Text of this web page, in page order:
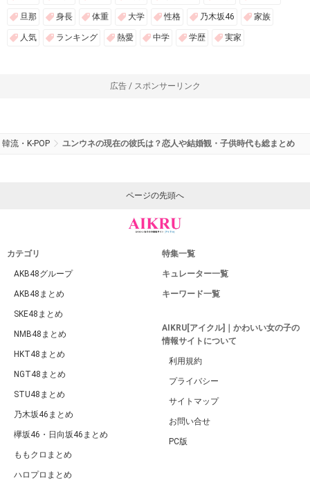
旦那 身長 体重 大学 性格 乃木坂46 家族
人気 ランキング 熱愛 中学 学歴 実家
広告 / スポンサーリンク
韓流・K-POP ユンウネの現在の彼氏は？恋人や結婚観・子供時代も総まとめ
ページの先頭へ
カテゴリ
AKB48グループ
AKB48まとめ
SKE48まとめ
NMB48まとめ
HKT48まとめ
NGT48まとめ
STU48まとめ
乃木坂46まとめ
欅坂46・日向坂46まとめ
ももクロまとめ
ハロプロまとめ
特集一覧
キュレーター一覧
キーワード一覧
AIKRU[アイクル]｜かわいい女の子の
情報サイトについて
利用規約
プライバシー
サイトマップ
お問い合せ
PC版